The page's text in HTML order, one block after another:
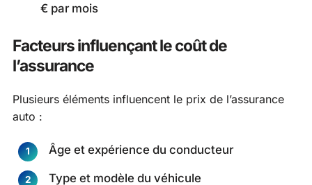
€ par mois
Facteurs influençant le coût de
l’assurance
Plusieurs éléments influencent le prix de l’assurance
auto :
Âge et expérience du conducteur
Type et modèle du véhicule